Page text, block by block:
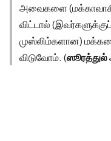
அவைகளை
விட்டால்
முஸ்லிம்களான)
விடுவோம். (